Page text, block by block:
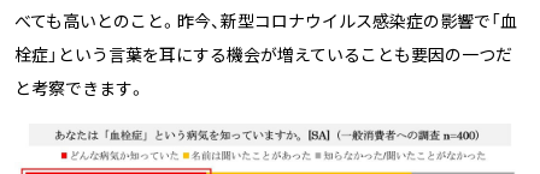
べても高いとのこと。昨今、新型コロナウイルス感染症の影響で「血
栓症」という言葉を耳にする機会が増えていることも要因の一つだ
と考察できます。